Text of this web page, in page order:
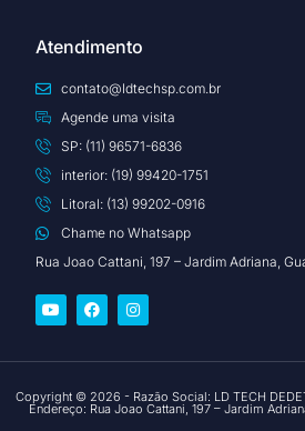
Atendimento
contato@ldtechsp.com.br
Agende uma visita
SP: (11) 96571-6836
interior: (19) 99420-1751
Litoral: (13) 99202-0916
Chame no Whatsapp
Rua Joao Cattani, 197 – Jardim Adriana,
Copyright © 2026 - Razão Social: LD TECH
Endereço: Rua Joao Cattani, 197 – Jardim